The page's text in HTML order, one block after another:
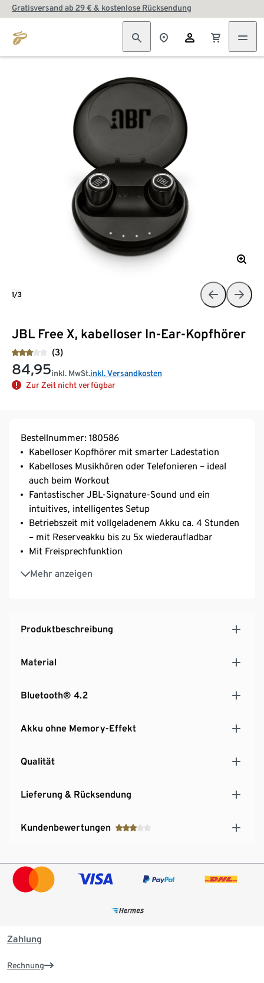
Gratisversand ab 29 € & kostenlose Rücksendung
JBL Free X, kabelloser In-Ear-Kopfhörer
(3)
84,95inkl. MwSt.inkl. Versandkosten
Zur Zeit nicht verfügbar
1/3
Bestellnummer: 180586
Kabelloser Kopfhörer mit smarter Ladestation
Kabelloses Musikhören oder Telefonieren – ideal
auch beim Workout
Fantastischer JBL-Signature-Sound und ein
intuitives, intelligentes Setup
Betriebszeit mit vollgeladenem Akku ca. 4 Stunden
– mit Reserveakku bis zu 5x wiederaufladbar
Mit Freisprechfunktion
Mehr anzeigen
Intuitive Ein-Tasten-Fernbedienung bietet volle
Kontrolle über Musik und Telefonate
Produktbeschreibung
Material
Bluetooth® 4.2
Akku ohne Memory-Effekt
Qualität
Lieferung & Rücksendung
Kundenbewertungen
Zahlung
Rechnung